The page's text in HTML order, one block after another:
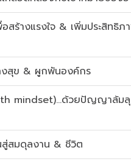
สร้างแรงใจ & เพิ่มประสิทธิภ
งสุข & ผูกพันองค์กร
mindset)...ด้วยปัญญาล้ม
สู่สมดุลงาน & ชีวิต